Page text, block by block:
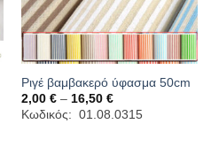
Ριγέ βαμβακερό ύφασμα 50cm
2,00 € – 16,50 €Price
range:
2,00 €
Κωδικός: 01.08.0315